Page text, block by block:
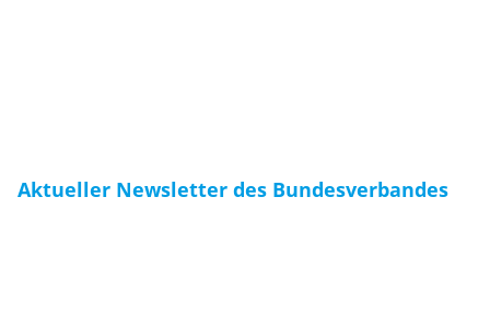
Aktueller Newsletter des Bundesverbandes